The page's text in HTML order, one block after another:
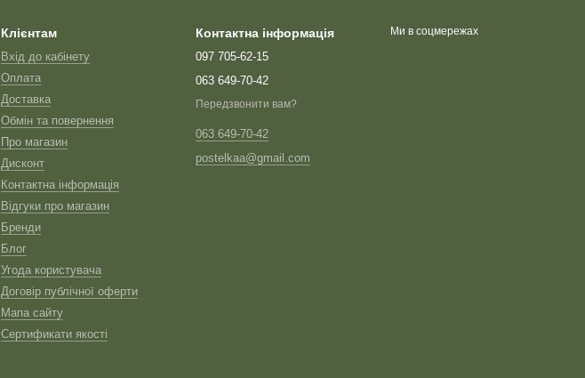
Клієнтам
Вхід до кабінету
Оплата
Доставка
Обмін та повернення
Про магазин
Дисконт
Контактна інформація
Відгуки про магазин
Бренди
Блог
Угода користувача
Договір публічної оферти
Мапа сайту
Сертификати якості
Контактна інформація
097 705-62-15
063 649-70-42
Передзвонити вам?
063 649-70-42
postelkaa@gmail.com
Ми в соцмережах